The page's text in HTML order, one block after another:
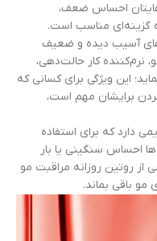
احساس ضعف،
گزینه‌ای مناسب است.
آسیب دیده و ضعیف
کار حالت‌دهی،
این ویژگی برای کسانی که
برایشان مهم است،
دارد که برای استفاده
احساس سنگینی یا بار
از روتین روزانه مراقبت مو
باقی بماند.